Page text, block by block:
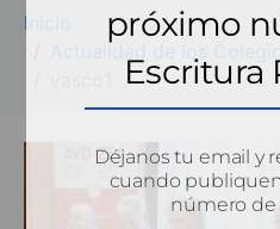
Inicio
Actualidad de los
próximo
Escritura
Déjanos tu email y
cuando
número de